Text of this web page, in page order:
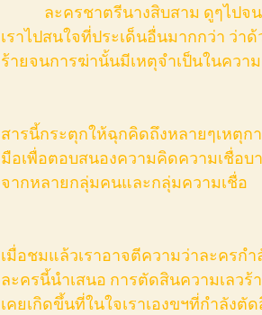
เราไปสนใจที่ประเด็นอื่นมากกว่า ว่า
ร้ายจนการฆ่านั้นมีเหตุจำเป็นในคว
สารนี้กระตุกให้ฉุกคิดถึงหลายๆเหตุก
มือเพื่อตอบสนองความคิดความเชื่อบ
จากหลายกลุ่มคนและกลุ่มความเชื่อ
เมื่อชมแล้วเราอาจตีความว่าละครก
ละครนี้นำเสนอ การตัดสินความเลว
เคยเกิดขึ้นที่ในใจเราเองขฯที่กำลังตั